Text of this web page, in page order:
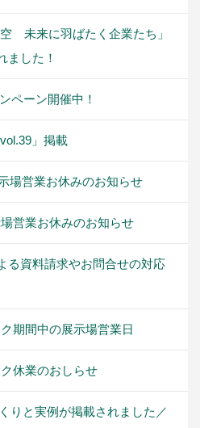
未来に羽ばたく企業たち」
ました！
ペーン開催中！
」掲載
場営業お休みのお知らせ
営業お休みのお知らせ
る資料請求やお問合せの対応
期間中の展示場営業日
休業のおしらせ
りと実例が掲載されました／